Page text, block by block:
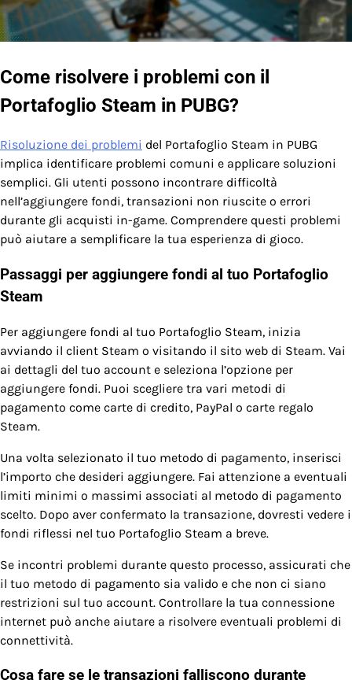
Come risolvere i problemi con il
Portafoglio Steam in PUBG?
Risoluzione dei problemi del Portafoglio Steam in PUBG
implica identificare problemi comuni e applicare soluzioni
semplici. Gli utenti possono incontrare difficoltà
nell’aggiungere fondi, transazioni non riuscite o errori
durante gli acquisti in-game. Comprendere questi problemi
può aiutare a semplificare la tua esperienza di gioco.
Passaggi per aggiungere fondi al tuo Portafoglio
Steam
Per aggiungere fondi al tuo Portafoglio Steam, inizia
avviando il client Steam o visitando il sito web di Steam. Vai
ai dettagli del tuo account e seleziona l’opzione per
aggiungere fondi. Puoi scegliere tra vari metodi di
pagamento come carte di credito, PayPal o carte regalo
Steam.
Una volta selezionato il tuo metodo di pagamento, inserisci
l’importo che desideri aggiungere. Fai attenzione a eventuali
limiti minimi o massimi associati al metodo di pagamento
scelto. Dopo aver confermato la transazione, dovresti vedere i
fondi riflessi nel tuo Portafoglio Steam a breve.
Se incontri problemi durante questo processo, assicurati che
il tuo metodo di pagamento sia valido e che non ci siano
restrizioni sul tuo account. Controllare la tua connessione
internet può anche aiutare a risolvere eventuali problemi di
connettività.
Cosa fare se le transazioni falliscono durante